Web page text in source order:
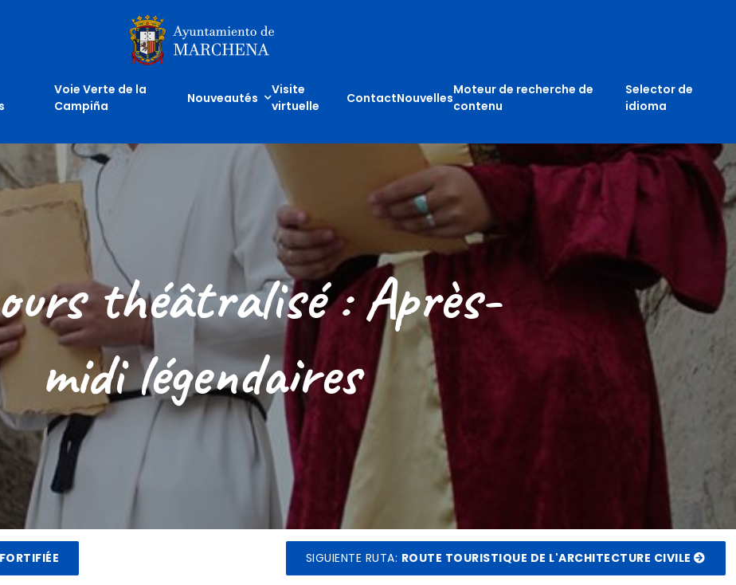
Inicio
Voie Verte de la
Campiña
Nouveautés
Visite
virtuelle
ContactNouvelles
Moteur de recherche de
contenu
Selector de
idioma
théâtralisé : Après-
midi légendaires
SIGUIENTE RUTA: ROUTE TOURISTIQUE DE L'ARCHITECTURE CIVILE